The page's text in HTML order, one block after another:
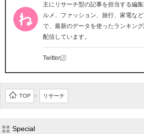
主にリサーチ型の記事を担当する編
ルメ、ファッション、旅行、家電な
で、最新のデータを使ったランキン
配信しています。
Twitter
TOP > リサーチ
Special